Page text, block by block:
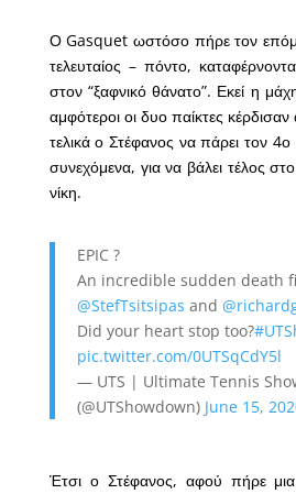
Ο Gasquet ωστόσο πήρε τον
τελευταίος – πόντο,
στον “ξαφνικό θάνατο”. Εκεί η
αμφότεροι οι δυο παίκτες
τελικά ο Στέφανος να πάρει τον
συνεχόμενα, για να βάλει τέλος
νίκη.
EPIC ?
An incredible sudden death
@StefTsitsipas and
Did your heart stop too?
pic.twitter.com/0UTSqCdY5l
— UTS | Ultimate Tennis
(@UTShowdown) June 15,
Έτσι ο Στέφανος, αφού πήρε